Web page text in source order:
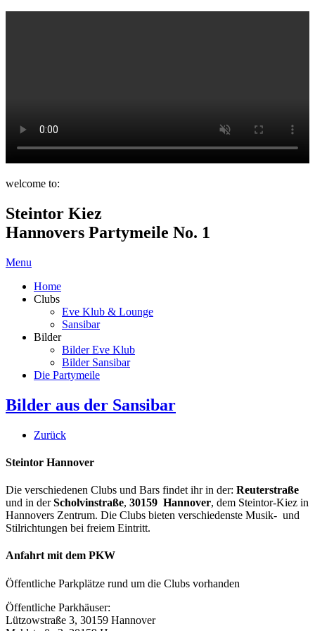
welcome to:
Steintor Kiez
Hannovers Partymeile No. 1
Menu
Home
Clubs
Eve Klub & Lounge
Sansibar
Bilder
Bilder Eve Klub
Bilder Sansibar
Die Partymeile
Bilder aus der Sansibar
Zurück
Steintor Hannover
Die verschiedenen Clubs und Bars findet ihr in der: Reuterstraße
und in derScholvinstraße, 30159 Hannover, dem Steintor-Kiez in
Hannovers Zentrum. Die Clubs bieten verschiedenste Musik- und
Stilrichtungen bei freiem Eintritt.
Anfahrt mit dem PKW
Öffentliche Parkplätze rund um die Clubs vorhanden
Öffentliche Parkhäuser:
Lützowstraße 3, 30159 Hannover